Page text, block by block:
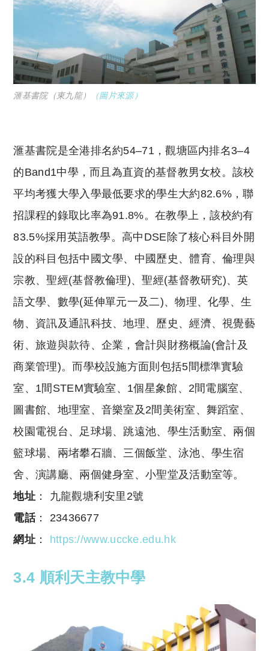
滙基書院（東九龍） （圖片來源）
滙基書院是全港排名約54–71，觀塘區内排名3–4
的Band1中學，而且為直資的基督教男女校。該校
平均考獲大學入學最低要求的學生大約82.6%，聯
招課程的錄取比率為91.8%。在教學上，該校約有
83.5%採用英語教學。高中DSE除了核心科目外開
設的科目包括中國文學、中國歷史、體育、倫理與
宗教、聖經(基督教倫理)、聖經(基督教研究)、英
語文學、數學(延伸單元一及二)、物理、化學、生
物、資訊及通訊科技、地理、歷史、經濟、視覺藝
術、旅遊與款待、企業，會計與財務概論(會計及
商業管理)。而學校設施方面則包括5間標準實驗
室、1間STEM實驗室、1個星象館、2間電腦室、
圖書館、地理室、音樂室及2間美術室、舞蹈室、
校園電視台、足球場、跳遠池、學生活動室、兩個
籃球場、兩堵攀石牆、三個飯堂、泳池、學生宿
舍、演講廳、兩個健身室、小聖堂及活動室等。
地址 ： 九龍觀塘利安里2號
電話： 23436677
網址 ： https://www.uccke.edu.hk
3.4 順利天主教中學